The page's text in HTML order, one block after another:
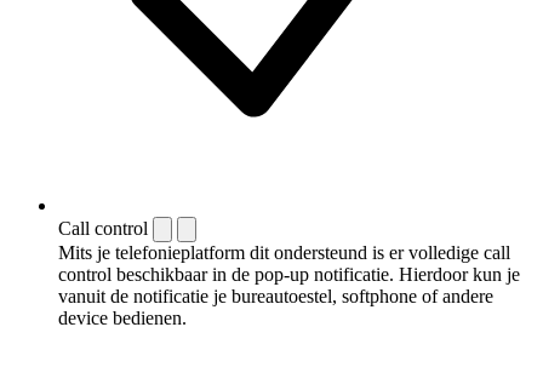
Call control
Mits je telefonieplatform dit ondersteund is er volledige call
control beschikbaar in de pop-up notificatie. Hierdoor kun je
vanuit de notificatie je bureautoestel, softphone of andere
device bedienen.